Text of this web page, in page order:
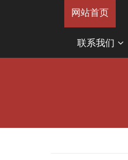
网站首页
联系我们